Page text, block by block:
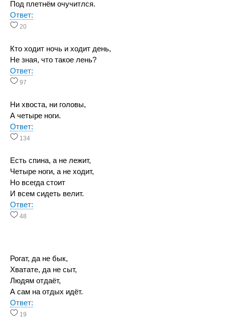
Под плетнём очучитлся.
Ответ:
20
Кто ходит ночь и ходит день,
Не зная, что такое лень?
Ответ:
97
Ни хвоста, ни головы,
А четыре ноги.
Ответ:
134
Есть спина, а не лежит,
Четыре ноги, а не ходит,
Но всегда стоит
И всем сидеть велит.
Ответ:
48
Рогат, да не бык,
Хватате, да не сыт,
Людям отдаёт,
А сам на отдых идёт.
Ответ:
19